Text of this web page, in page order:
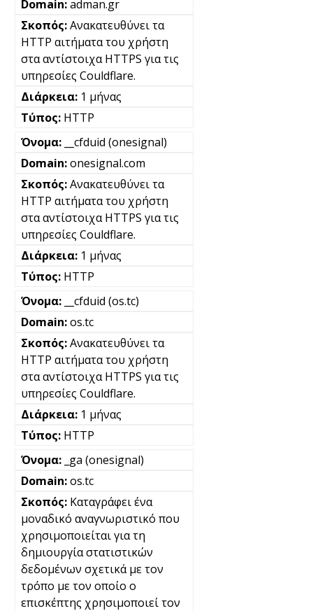
adman.gr
Ανακατευθύνει τα
HTTP αιτήματα του χρήστη
στα αντίστοιχα HTTPS για τις
υπηρεσίες Couldflare.
1 μήνας
HTTP
__cfduid (onesignal)
onesignal.com
Ανακατευθύνει τα
HTTP αιτήματα του χρήστη
στα αντίστοιχα HTTPS για τις
υπηρεσίες Couldflare.
1 μήνας
HTTP
__cfduid (os.tc)
os.tc
Ανακατευθύνει τα
HTTP αιτήματα του χρήστη
στα αντίστοιχα HTTPS για τις
υπηρεσίες Couldflare.
1 μήνας
HTTP
_ga (onesignal)
os.tc
Καταγράφει ένα
μοναδικό αναγνωριστικό που
χρησιμοποιείται για τη
δημιουργία στατιστικών
δεδομένων σχετικά με τον
τρόπο με τον οποίο ο
επισκέπτης χρησιμοποιεί τον